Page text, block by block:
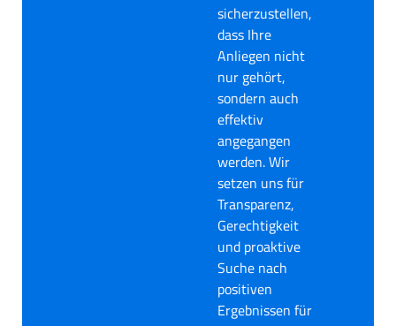
sicherzustellen,
dass Ihre
Anliegen nicht
nur gehört,
sondern auch
effektiv
angegangen
werden. Wir
setzen uns für
Transparenz,
Gerechtigkeit
und proaktive
Suche nach
positiven
Ergebnissen für